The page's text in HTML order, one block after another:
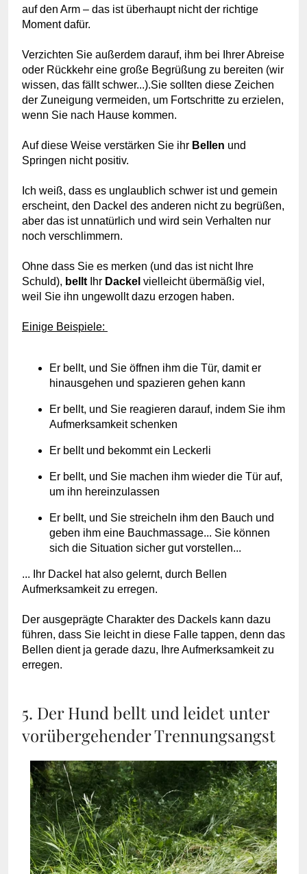
auf den Arm – das ist überhaupt nicht der richtige
Moment dafür.
Verzichten Sie außerdem darauf, ihm bei Ihrer Abreise
oder Rückkehr eine große Begrüßung zu bereiten (wir
wissen, das fällt schwer...).Sie sollten diese Zeichen
der Zuneigung vermeiden, um Fortschritte zu erzielen,
wenn Sie nach Hause kommen.
Auf diese Weise verstärken Sie ihr Bellen und
Springen nicht positiv.
Ich weiß, dass es unglaublich schwer ist und gemein
erscheint, den Dackel des anderen nicht zu begrüßen,
aber das ist unnatürlich und wird sein Verhalten nur
noch verschlimmern.
Ohne dass Sie es merken (und das ist nicht Ihre
Schuld), bellt Ihr Dackel vielleicht übermäßig viel,
weil Sie ihn ungewollt dazu erzogen haben.
Einige Beispiele:
Er bellt, und Sie öffnen ihm die Tür, damit er
hinausgehen und spazieren gehen kann
Er bellt, und Sie reagieren darauf, indem Sie ihm
Aufmerksamkeit schenken
Er bellt und bekommt ein Leckerli
Er bellt, und Sie machen ihm wieder die Tür auf,
um ihn hereinzulassen
Er bellt, und Sie streicheln ihm den Bauch und
geben ihm eine Bauchmassage... Sie können
sich die Situation sicher gut vorstellen...
... Ihr Dackel hat also gelernt, durch Bellen
Aufmerksamkeit zu erregen.
Der ausgeprägte Charakter des Dackels kann dazu
führen, dass Sie leicht in diese Falle tappen, denn das
Bellen dient ja gerade dazu, Ihre Aufmerksamkeit zu
erregen.
5. Der Hund bellt und leidet unter
vorübergehender Trennungsangst